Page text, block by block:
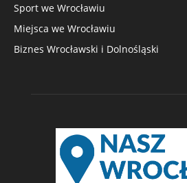
Sport we Wrocławiu
Miejsca we Wrocławiu
Biznes Wrocławski i Dolnośląski